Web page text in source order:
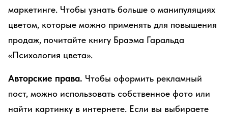
маркетинге. Чтобы узнать больше о манипуляциях
цветом, которые можно применять для повышения
продаж, почитайте книгу Браэма Гаральда
«Психология цвета».
Авторские права. Чтобы оформить рекламный
пост, можно использовать собственное фото или
найти картинку в интернете. Если вы выбираете